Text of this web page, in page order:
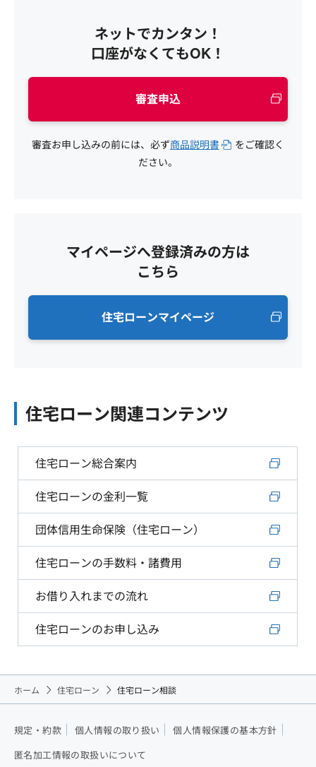
ネットでカンタン！
口座がなくてもOK！
審査申込
審査お申し込みの前には、必ず商品説明書
をご確認く
ださい。
マイページへ登録済みの方は
こちら
住宅ローンマイページ
住宅ローン関連コンテンツ
住宅ローン総合案内
住宅ローンの金利一覧
団体信用生命保険（住宅ローン）
住宅ローンの手数料・諸費用
お借り入れまでの流れ
住宅ローンのお申し込み
ホーム 住宅ローン 住宅ローン相談
規定・約款 個人情報の取り扱い 個人情報保護の基本方針
匿名加工情報の取扱いについて